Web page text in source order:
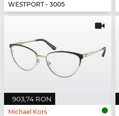
WESTPORT - 3005
903,74 RON
Michael Kors